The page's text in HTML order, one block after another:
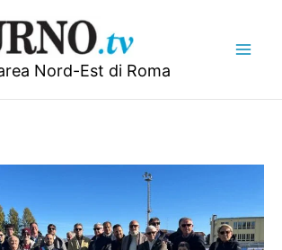
Nord-Est di Roma